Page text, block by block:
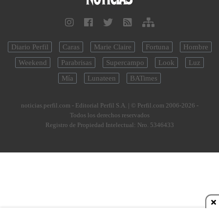
Diario Perfil Caras Marie Claire Fortuna
Hombre
Weekend
Parabrisas Supercampo Look
Luz
Mía
Lunateen BATimes
noticias.perfil.com - Editorial Perfil S.A. | © Perfil.com 2006-2026 -
Todos los derechos reservados
Registro de Propiedad Intelectual: Nro. 5346433